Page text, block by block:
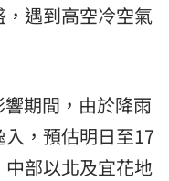
遇到高空冷空氣
響期間，由於降雨
，預估明日至17
部以北及宜花地